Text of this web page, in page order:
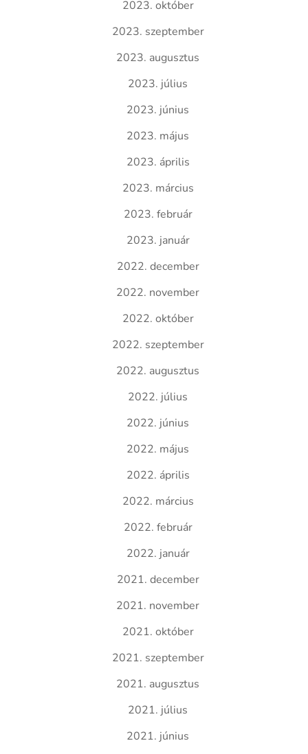
2023. október
2023. szeptember
2023. augusztus
2023. július
2023. június
2023. május
2023. április
2023. március
2023. február
2023. január
2022. december
2022. november
2022. október
2022. szeptember
2022. augusztus
2022. július
2022. június
2022. május
2022. április
2022. március
2022. február
2022. január
2021. december
2021. november
2021. október
2021. szeptember
2021. augusztus
2021. július
2021. június